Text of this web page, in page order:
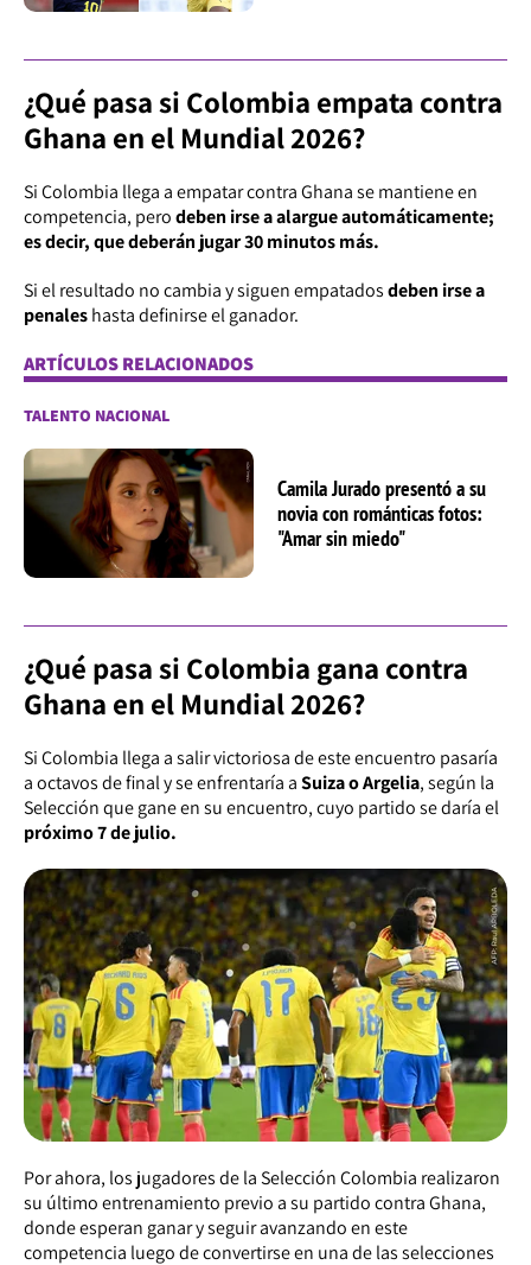
¿Qué pasa si Colombia empata contra
Ghana en el Mundial 2026?
Si Colombia llega a empatar contra Ghana se mantiene en
competencia, perodeben irse a alargue automáticamente;
es decir, que deberán jugar 30 minutos más.
Si el resultado no cambia y siguen empatadosdeben irse a
penaleshasta definirse el ganador.
ARTÍCULOS RELACIONADOS
TALENTO NACIONAL
Camila Jurado presentó a su
novia con románticas fotos:
"Amar sin miedo"
¿Qué pasa si Colombia gana contra
Ghana en el Mundial 2026?
Si Colombia llega a salir victoriosa de este encuentro pasaría
a octavos de final y se enfrentaría aSuiza o Argelia, según la
Selección que gane en su encuentro, cuyo partido se daría el
próximo 7 de julio.
Por ahora, los jugadores de la Selección Colombia realizaron
su último entrenamiento previo a su partido contra Ghana,
donde esperan ganar y seguir avanzando en este
competencia luego de convertirse en una de las selecciones